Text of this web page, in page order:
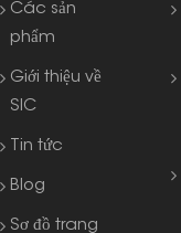
Các sản
phẩm
Giới thiệu về
SIC
Tin tức
Blog
Sơ đồ trang